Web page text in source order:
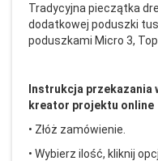
Tradycyjna pieczątka
dodatkowej poduszki
poduszkami Micro 3,
Instrukcja przekazania
kreator projektu online
• Złóż zamówienie.
• Wybierz ilość, kliknij